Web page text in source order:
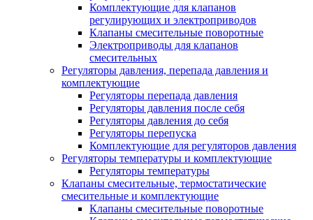
Комплектующие для клапанов
регулирующих и электроприводов
Клапаны смесительные поворотные
Электроприводы для клапанов
смесительных
Регуляторы давления, перепада давления и
комплектующие
Регуляторы перепада давления
Регуляторы давления после себя
Регуляторы давления до себя
Регуляторы перепуска
Комплектующие для регуляторов давления
Регуляторы температуры и комплектующие
Регуляторы температуры
Клапаны смесительные, термостатические
смесительные и комплектующие
Клапаны смесительные поворотные